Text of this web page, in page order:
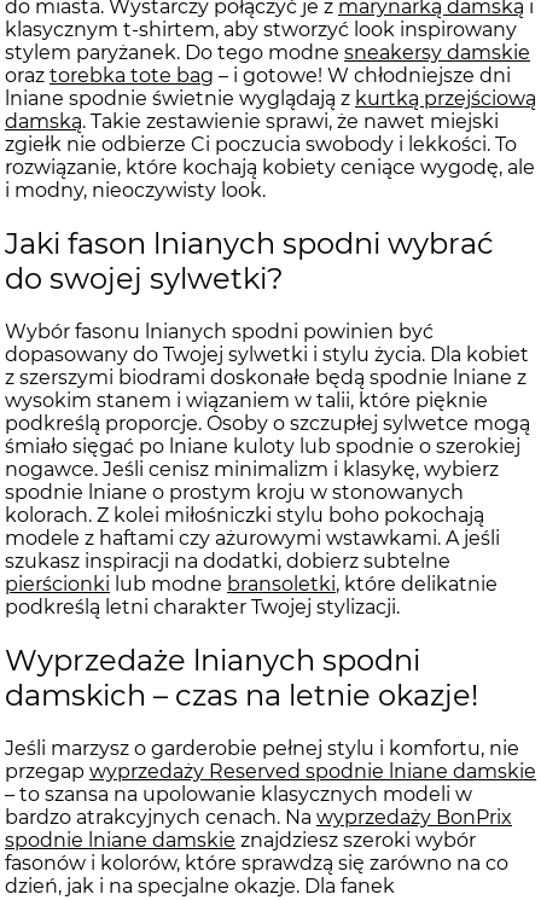
do miasta. Wystarczy połączyć je z marynarką damską i
klasycznym t-shirtem, aby stworzyć look inspirowany
stylem paryżanek. Do tego modne sneakersy damskie
oraz torebka tote bag – i gotowe! W chłodniejsze dni
lniane spodnie świetnie wyglądają z kurtką przejściową
damską. Takie zestawienie sprawi, że nawet miejski
zgiełk nie odbierze Ci poczucia swobody i lekkości. To
rozwiązanie, które kochają kobiety ceniące wygodę, ale
i modny, nieoczywisty look.
Jaki fason lnianych spodni wybrać
do swojej sylwetki?
Wybór fasonu lnianych spodni powinien być
dopasowany do Twojej sylwetki i stylu życia. Dla kobiet
z szerszymi biodrami doskonałe będą spodnie lniane z
wysokim stanem i wiązaniem w talii, które pięknie
podkreślą proporcje. Osoby o szczupłej sylwetce mogą
śmiało sięgać po lniane kuloty lub spodnie o szerokiej
nogawce. Jeśli cenisz minimalizm i klasykę, wybierz
spodnie lniane o prostym kroju w stonowanych
kolorach. Z kolei miłośniczki stylu boho pokochają
modele z haftami czy ażurowymi wstawkami. A jeśli
szukasz inspiracji na dodatki, dobierz subtelne
pierścionki lub modne bransoletki, które delikatnie
podkreślą letni charakter Twojej stylizacji.
Wyprzedaże lnianych spodni
damskich – czas na letnie okazje!
Jeśli marzysz o garderobie pełnej stylu i komfortu, nie
przegap wyprzedaży Reserved spodnie lniane damskie
– to szansa na upolowanie klasycznych modeli w
bardzo atrakcyjnych cenach. Na wyprzedaży BonPrix
spodnie lniane damskie znajdziesz szeroki wybór
fasonów i kolorów, które sprawdzą się zarówno na co
dzień, jak i na specjalne okazje. Dla fanek